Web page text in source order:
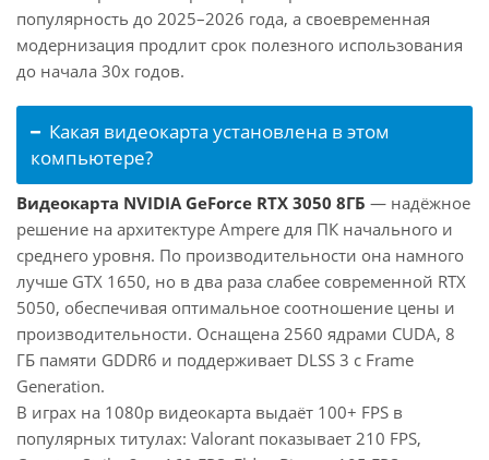
популярность до 2025–2026 года, а своевременная
модернизация продлит срок полезного использования
до начала 30х годов.
Какая видеокарта установлена в этом
компьютере?
Видеокарта NVIDIA GeForce RTX 3050 8ГБ — надёжное
решение на архитектуре Ampere для ПК начального и
среднего уровня. По производительности она намного
лучше GTX 1650, но в два раза слабее современной RTX
5050, обеспечивая оптимальное соотношение цены и
производительности. Оснащена 2560 ядрами CUDA, 8
ГБ памяти GDDR6 и поддерживает DLSS 3 с Frame
Generation.
В играх на 1080p видеокарта выдаёт 100+ FPS в
популярных титулах: Valorant показывает 210 FPS,